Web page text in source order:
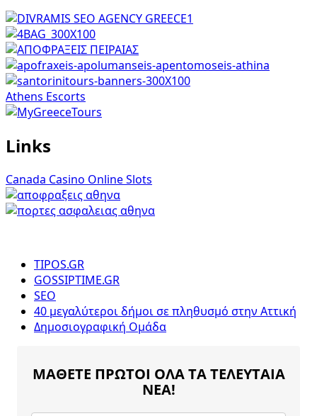
Athens Escorts
Links
Canada Casino Online Slots
TIPOS.GR
GOSSIPTIME.GR
SEO
40 μεγαλύτεροι δήμοι σε πληθυσμό στην Αττική
Δημοσιογραφική Ομάδα
ΜΑΘΕΤΕ ΠΡΩΤΟΙ ΟΛΑ ΤΑ ΤΕΛΕΥΤΑΙΑ
ΝΕΑ!